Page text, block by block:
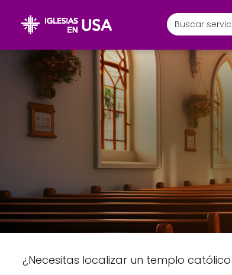
¿Necesitas localizar un templo